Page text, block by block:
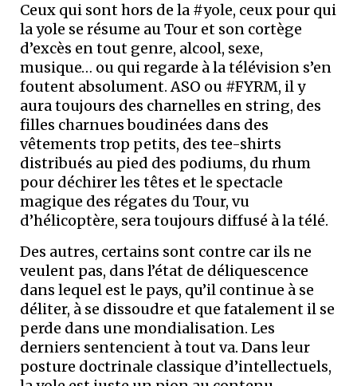
Ceux qui sont hors de la #yole, ceux pour qui
la yole se résume au Tour et son cortège
d’excès en tout genre, alcool, sexe,
musique… ou qui regarde à la télévision s’en
foutent absolument. ASO ou #FYRM, il y
aura toujours des charnelles en string, des
filles charnues boudinées dans des
vêtements trop petits, des tee-shirts
distribués au pied des podiums, du rhum
pour déchirer les têtes et le spectacle
magique des régates du Tour, vu
d’hélicoptère, sera toujours diffusé à la télé.
Des autres, certains sont contre car ils ne
veulent pas, dans l’état de déliquescence
dans lequel est le pays, qu’il continue à se
déliter, à se dissoudre et que fatalement il se
perde dans une mondialisation. Les
derniers sentencient à tout va. Dans leur
posture doctrinale classique d’intellectuels,